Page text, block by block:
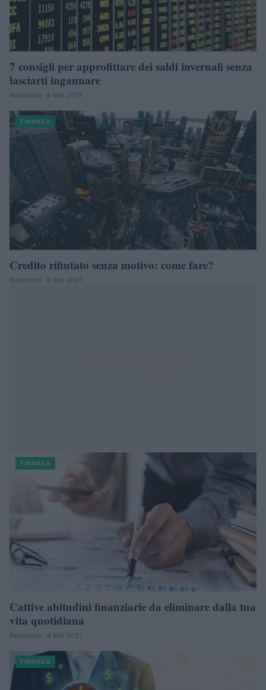
7 consigli per approfittare dei saldi invernali senza
lasciarti ingannare
Redazione · 8 Mar 2021
FINANZA
Credito rifiutato senza motivo: come fare?
Redazione · 8 Mar 2021
FINANZA
Cattive abitudini finanziarie da eliminare dalla tua
vita quotidiana
Redazione · 8 Mar 2021
FINANZA